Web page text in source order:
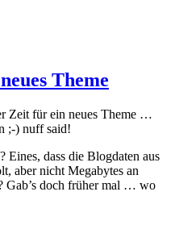
Theme
Zeit für ein neues Theme …
;-) nuff said!
dass die Blogdaten aus
aber nicht Megabytes an
Gab’s doch früher mal … wo